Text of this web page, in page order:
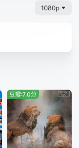
1080p
豆瓣:7.0分